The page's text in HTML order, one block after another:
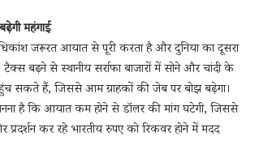
महंगाई
जरूरत आयात से पूरी करता है और दुनिया का दूसरा
बढ़ने से स्थानीय सर्राफा बाजारों में सोने और चांदी के
सकते हैं, जिससे आम ग्राहकों की जेब पर बोझ बढ़ेगा।
है कि आयात कम होने से डॉलर की मांग घटेगी, जिससे
प्रदर्शन कर रहे भारतीय रुपए को रिकवर होने में मदद